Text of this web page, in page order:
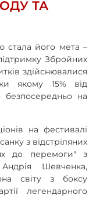
ТА
стала його мета –
Збройних
здійснювалися
якому 15% від
на
на фестивалі
з відстріляних
до перемоги" з
Шевченка,
світу з боксу
легендарного